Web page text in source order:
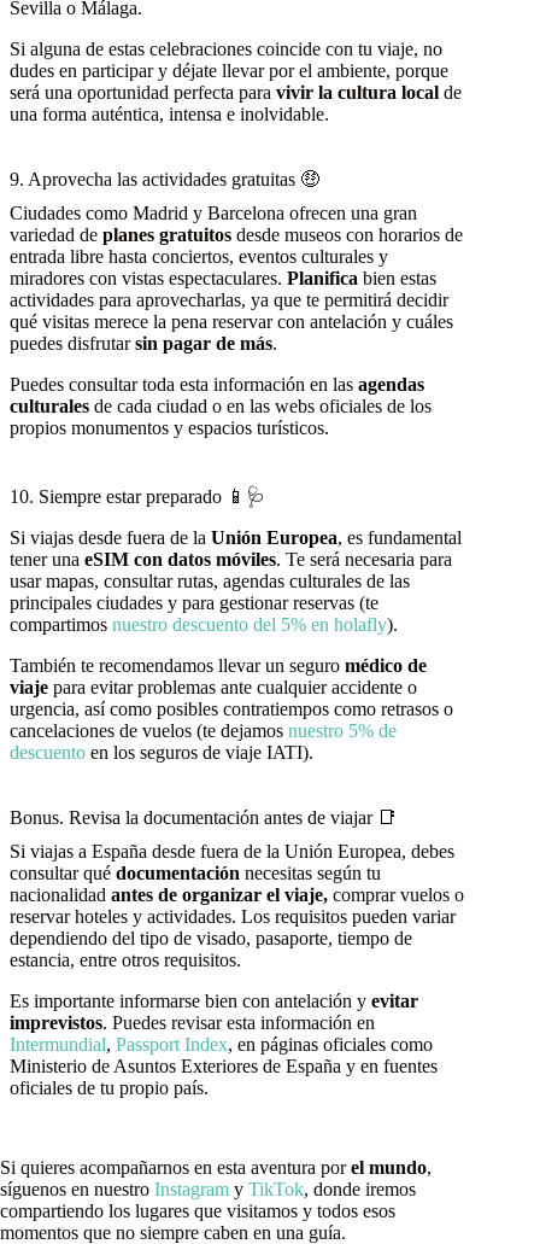
Sevilla o Málaga.
Si alguna de estas celebraciones coincide con tu viaje, no
dudes en participar y déjate llevar por el ambiente, porque
será una oportunidad perfecta para vivir la cultura local de
una forma auténtica, intensa e inolvidable.
9. Aprovecha las actividades gratuitas 🤑
Ciudades como Madrid y Barcelona ofrecen una gran
variedad de planes gratuitos desde museos con horarios de
entrada libre hasta conciertos, eventos culturales y
miradores con vistas espectaculares. Planifica bien estas
actividades para aprovecharlas, ya que te permitirá decidir
qué visitas merece la pena reservar con antelación y cuáles
puedes disfrutarsin pagar de más.
Puedes consultar toda esta información en las agendas
culturales de cada ciudad o en las webs oficiales de los
propios monumentos y espacios turísticos.
10. Siempre estar preparado 📱🩺
Si viajas desde fuera de la Unión Europea, es fundamental
tener una eSIM con datos móviles. Te será necesaria para
usar mapas, consultar rutas, agendas culturales de las
principales ciudades y para gestionar reservas (te
compartimos nuestro descuento del 5% en holafly).
También te recomendamos llevar un seguro médico de
viaje para evitar problemas ante cualquier accidente o
urgencia, así como posibles contratiempos como retrasos o
cancelaciones de vuelos (te dejamos nuestro 5% de
descuento en los seguros de viaje IATI).
Bonus. Revisa la documentación antes de viajar 📑
Si viajas a España desde fuera de la Unión Europea, debes
consultar qué documentación necesitas según tu
nacionalidad antes de organizar el viaje, comprar vuelos o
reservar hoteles y actividades. Los requisitos pueden variar
dependiendo del tipo de visado, pasaporte, tiempo de
estancia, entre otros requisitos.
Es importante informarse bien con antelación y evitar
imprevistos. Puedes revisar esta información en
Intermundial, Passport Index, en páginas oficiales como
Ministerio de Asuntos Exteriores de España y en fuentes
oficiales de tu propio país.
Si quieres acompañarnos en esta aventura porel mundo,
síguenos en nuestro Instagram y TikTok, donde iremos
compartiendo los lugares que visitamos y todos esos
momentos que no siempre caben en una guía.